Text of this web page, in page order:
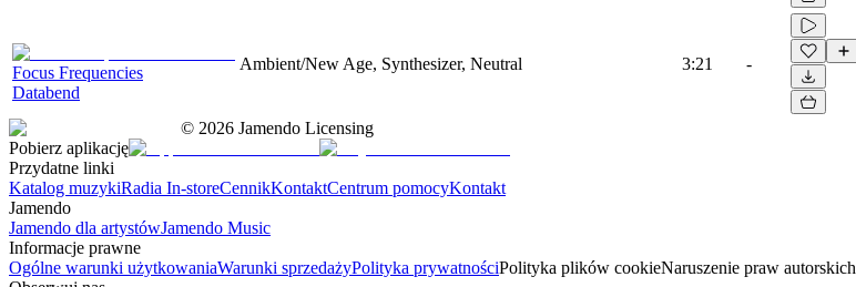
Focus Frequencies
Databend
Ambient/New Age, Synthesizer, Neutral 3:21 -
© 2026 Jamendo Licensing
Pobierz aplikację
Przydatne linki
Katalog muzykiRadia In-storeCennikKontaktCentrum pomocyKontakt
Jamendo
Jamendo dla artystówJamendo Music
Informacje prawne
Ogólne warunki użytkowaniaWarunki sprzedażyPolityka prywatnościPolityka plików cookieNaruszenie praw autorskich